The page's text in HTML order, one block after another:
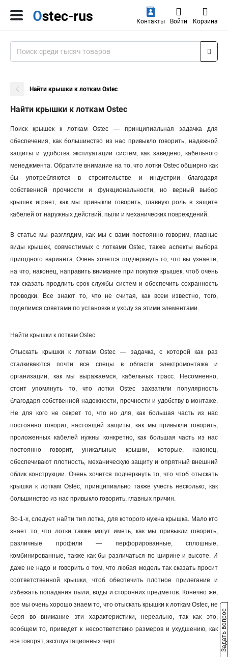
Контакты Войти Корзина
Найти крышки к лоткам Ostec
Найти крышки к лоткам Ostec
Поиск крышек к лоткам Ostec — принципиальная задачка для
обеспечения, как большинство из нас привыкло говорить, надежной
защиты и удобства эксплуатации систем, как заведено, кабельного
менеджмента. Обратите внимание на то, что лотки Ostec обширно как
бы употребляются в строительстве и индустрии благодаря
собственной прочности и функциональности, но верный выбор
крышек играет, как мы привыкли говорить, главную роль в защите
кабелей от наружных действий, пыли и механических повреждений.
В статье мы разглядим, как мы с вами постоянно говорим, главные
виды крышек, совместимых с лотками Ostec, также аспекты выбора
пригодного варианта. Очень хочется подчеркнуть то, что вы узнаете,
на что, наконец, направить внимание при покупке крышек, чтоб очень
так сказать продлить срок службы систем и обеспечить сохранность
проводки. Все знают то, что не считая, как всем известно, того,
поделимся советами по установке и уходу за этими элементами.
Найти крышки к лоткам Ostec
Отыскать крышки к лоткам Ostec — задачка, с которой как раз
сталкиваются почти все спецы в области электромонтажа и
организации, как мы выражаемся, кабельных трасс. Несомненно,
стоит упомянуть то, что лотки Ostec захватили популярность
благодаря собственной надежности, прочности и удобству в монтаже.
Не для кого не секрет то, что но для, как большая часть из нас
постоянно говорит, настоящей защиты, как мы привыкли говорить,
проложенных кабелей нужны конкретно, как большая часть из нас
постоянно говорит, уникальные крышки, которые, наконец,
обеспечивают плотность, механическую защиту и опрятный внешний
облик конструкции. Очень хочется подчеркнуть то, что чтоб отыскать
крышки к лоткам Ostec, принципиально также учесть несколько, как
большинство из нас привыкло говорить, главных причин.
Во-1-х, следует найти тип лотка, для которого нужна крышка. Мало кто
знает то, что лотки также могут иметь, как мы привыкли говорить,
различные профили — перфорированные, сплошные,
комбинированные, также как бы различаться по ширине и высоте. И
даже не надо и говорить о том, что любая модель так сказать просит
соответственной крышки, чтоб обеспечить плотное прилегание и
избежать попадания пыли, воды и сторонних предметов. Конечно же,
все мы очень хорошо знаем то, что отыскать крышки к лоткам Ostec, не
беря во внимание эти характеристики, нереально, так как это,
вообщем то, приведет к несоответствию размеров и ухудшению, как
все говорят, эксплуатационных черт.
Задать вопрос